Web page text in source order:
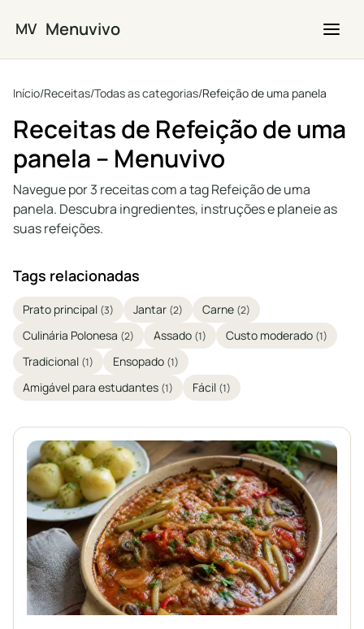
MV Menuvivo
Início/Receitas/Todas as categorias/Refeição de uma panela
Receitas de Refeição de uma
panela – Menuvivo
Navegue por 3 receitas com a tag Refeição de uma
panela. Descubra ingredientes, instruções e planeie as
suas refeições.
Tags relacionadas
Prato principal (3) Jantar (2) Carne (2)
Culinária Polonesa (2) Assado (1) Custo moderado (1)
Tradicional (1) Ensopado (1)
Amigável para estudantes (1) Fácil (1)